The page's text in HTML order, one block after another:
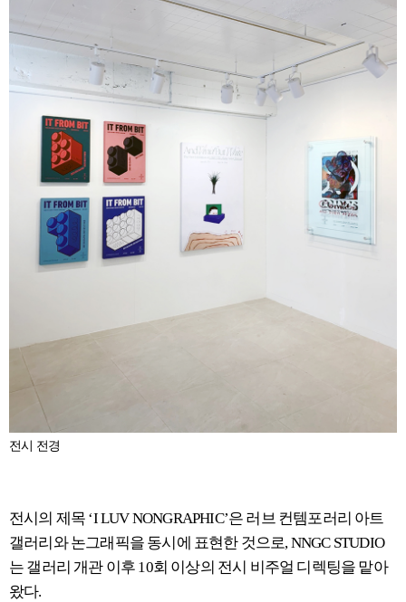
전시 전경
전시의 제목 ‘I LUV NONGRAPHIC’은 러브 컨템포러리 아트
갤러리와 논그래픽을 동시에 표현한 것으로, NNGC STUDIO
는 갤러리 개관 이후 10회 이상의 전시 비주얼 디렉팅을 맡아
왔다.